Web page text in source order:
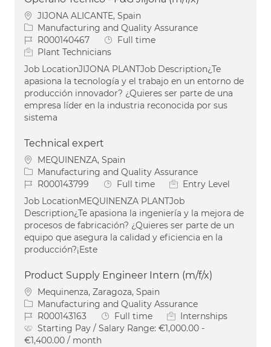
Location
JIJONA ALICANTE, Spain
Category
Manufacturing and Quality Assurance
Job IdR000140467 Job Type
Full time
Plant Technicians
Job LocationJIJONA PLANTJob Description¿Te
apasiona la tecnología y el trabajo en un entorno de
producción innovador? ¿Quieres ser parte de una
empresa líder en la industria reconocida por sus
sistema
Technical expert
Location
MEQUINENZA, Spain
Category
Manufacturing and Quality Assurance
Job IdR000143799 Job Type
Full time
Entry Level
Job LocationMEQUINENZA PLANTJob
Description¿Te apasiona la ingeniería y la mejora de
procesos de fabricación? ¿Quieres ser parte de un
equipo que asegura la calidad y eficiencia en la
producción?¡Este
Product Supply Engineer Intern (m/f/x)
Location
Mequinenza, Zaragoza, Spain
Category
Manufacturing and Quality Assurance
Job IdR000143163 Job Type
Full time
Internships
Starting Pay / Salary Range: €1,000.00 -
€1,400.00 / month